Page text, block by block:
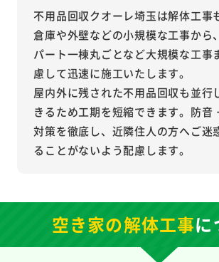
不用品回収クオーレ埼玉は解体工事
倉庫や外壁などの小規模な工事から
パート一棟丸ごとなど大規模な工事
慮して迅速に施工いたします。
屋内外に残された不用品回収も並行
きるため工期を短縮できます。防音
対策を徹底し、近隣住人の方へご迷
ることがないよう配慮します。
空き家の解体工事に